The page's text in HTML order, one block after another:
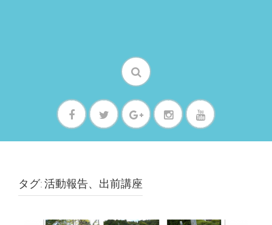
タグ: 活動報告、出前講座